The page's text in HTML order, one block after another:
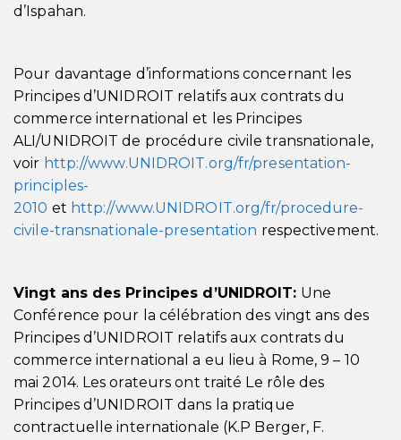
d’Ispahan.
Pour davantage d’informations concernant les
Principes d’UNIDROIT relatifs aux contrats du
commerce international et les Principes
ALI/UNIDROIT de procédure civile transnationale,
voir http://www.UNIDROIT.org/fr/presentation-
principles-
2010 et http://www.UNIDROIT.org/fr/procedure-
civile-transnationale-presentation respectivement.
Vingt ans des Principes d’UNIDROIT: Une
Conférence pour la célébration des vingt ans des
Principes d’UNIDROIT relatifs aux contrats du
commerce international a eu lieu à Rome, 9 – 10
mai 2014. Les orateurs ont traité Le rôle des
Principes d’UNIDROIT dans la pratique
contractuelle internationale (K.P Berger, F.